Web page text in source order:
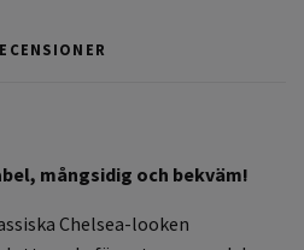
mångsidig och bekväm!
Chelsea-looken